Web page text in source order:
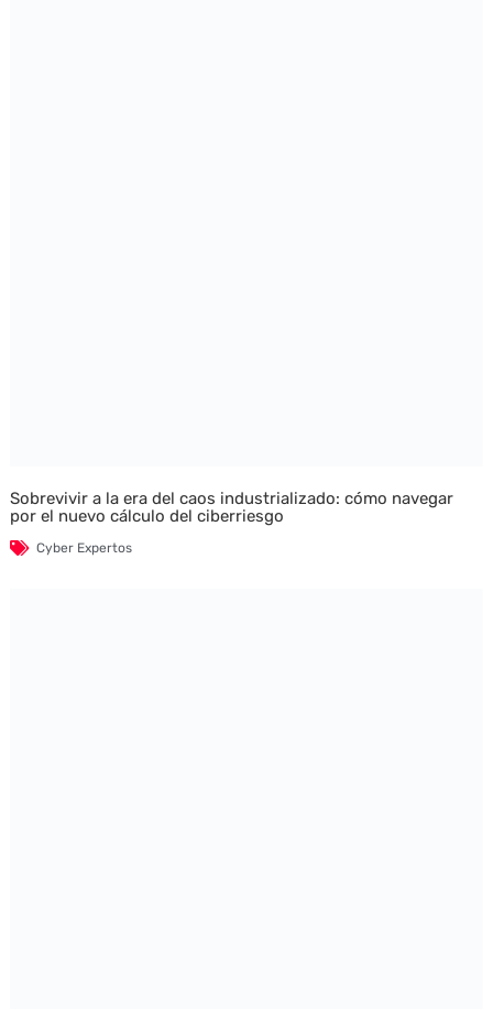
Sobrevivir a la era del caos industrializado: cómo navegar
por el nuevo cálculo del ciberriesgo
Cyber Expertos